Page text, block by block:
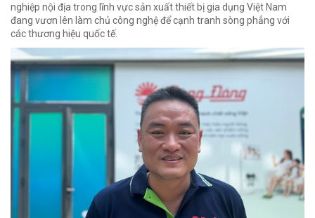
nghiệp nội địa trong lĩnh vực sản xuất thiết bị gia dụng Việt Nam
đang vươn lên làm chủ công nghệ để cạnh tranh sòng phẳng với
các thương hiệu quốc tế.